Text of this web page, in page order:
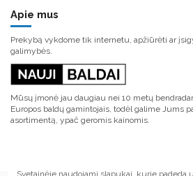
Apie mus
Prekybą vykdome tik internetu, apžiūrėti ar
galimybės.
Mūsų įmonė jau daugiau nei 10 metų
Europos baldų gamintojais, todėl galime Jums
asortimentą, ypač geromis kainomis.
Svetainėje naudojami slapukai, kurie